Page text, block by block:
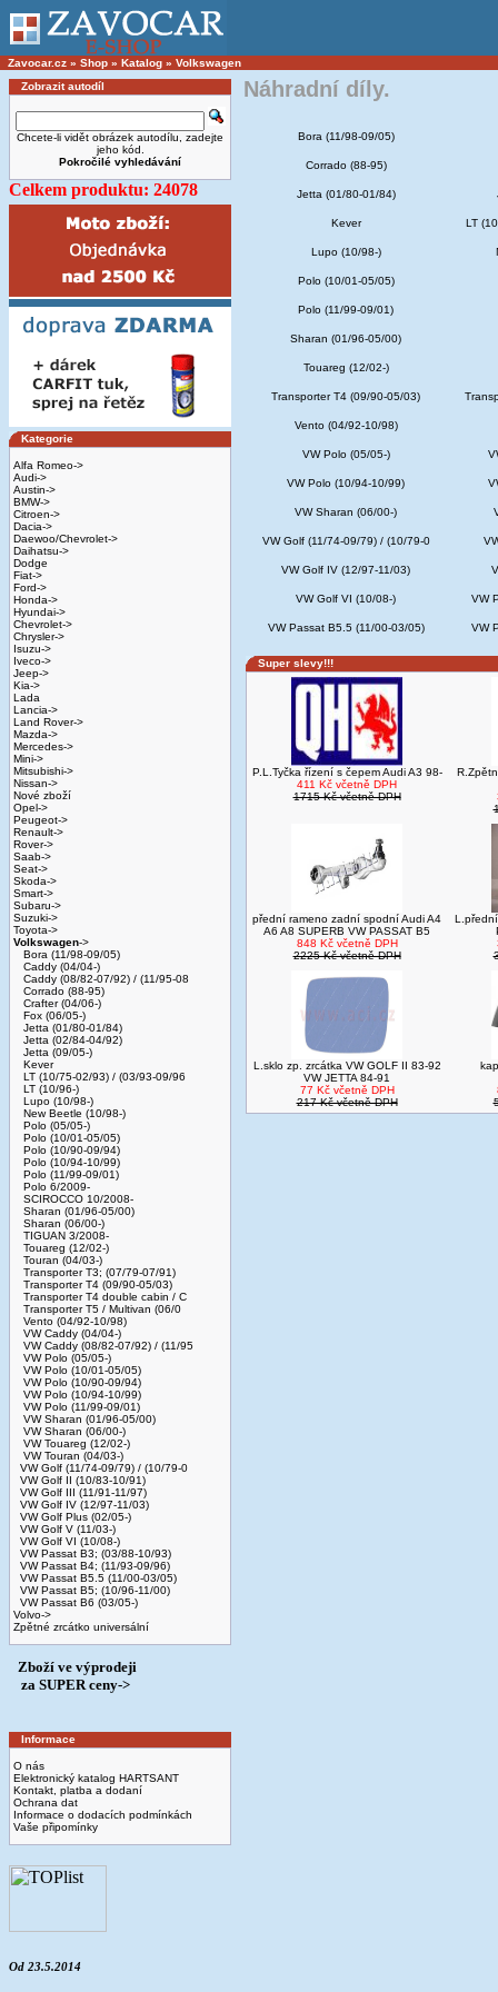
Zavocar.cz » Shop » Katalog » Volkswagen
Zobrazit autodíl
Chcete-li vidět obrázek autodílu, zadejte
jeho kód.
Pokročilé vyhledávání
Celkem produktu: 24078
Kategorie
Alfa Romeo->
Audi->
Austin->
BMW->
Citroen->
Dacia->
Daewoo/Chevrolet->
Daihatsu->
Dodge
Fiat->
Ford->
Honda->
Hyundai->
Chevrolet->
Chrysler->
Isuzu->
Iveco->
Jeep->
Kia->
Lada
Lancia->
Land Rover->
Mazda->
Mercedes->
Mini->
Mitsubishi->
Nissan->
Nové zboží
Opel->
Peugeot->
Renault->
Rover->
Saab->
Seat->
Skoda->
Smart->
Subaru->
Suzuki->
Toyota->
Volkswagen->
Bora (11/98-09/05)
Caddy (04/04-)
Caddy (08/82-07/92) / (11/95-08
Corrado (88-95)
Crafter (04/06-)
Fox (06/05-)
Jetta (01/80-01/84)
Jetta (02/84-04/92)
Jetta (09/05-)
Kever
LT (10/75-02/93) / (03/93-09/96
LT (10/96-)
Lupo (10/98-)
New Beetle (10/98-)
Polo (05/05-)
Polo (10/01-05/05)
Polo (10/90-09/94)
Polo (10/94-10/99)
Polo (11/99-09/01)
Polo 6/2009-
SCIROCCO 10/2008-
Sharan (01/96-05/00)
Sharan (06/00-)
TIGUAN 3/2008-
Touareg (12/02-)
Touran (04/03-)
Transporter T3; (07/79-07/91)
Transporter T4 (09/90-05/03)
Transporter T4 double cabin / C
Transporter T5 / Multivan (06/0
Vento (04/92-10/98)
VW Caddy (04/04-)
VW Caddy (08/82-07/92) / (11/95
VW Polo (05/05-)
VW Polo (10/01-05/05)
VW Polo (10/90-09/94)
VW Polo (10/94-10/99)
VW Polo (11/99-09/01)
VW Sharan (01/96-05/00)
VW Sharan (06/00-)
VW Touareg (12/02-)
VW Touran (04/03-)
VW Golf (11/74-09/79) / (10/79-0
VW Golf II (10/83-10/91)
VW Golf III (11/91-11/97)
VW Golf IV (12/97-11/03)
VW Golf Plus (02/05-)
VW Golf V (11/03-)
VW Golf VI (10/08-)
VW Passat B3; (03/88-10/93)
VW Passat B4; (11/93-09/96)
VW Passat B5.5 (11/00-03/05)
VW Passat B5; (10/96-11/00)
VW Passat B6 (03/05-)
Volvo->
Zpětné zrcátko universální
Zboží ve výprodeji
­ za SUPER ceny->
Informace
O nás
Elektronický katalog HARTSANT
Kontakt, platba a dodaní
Ochrana dat
Informace o dodacích podmínkách
Vaše připomínky
Od 23.5.2014
Náhradní díly.
Bora (11/98-09/05)
Corrado (88-95)
Jetta (01/80-01/84)
Kever LT
Lupo (10/98-)
Polo (10/01-05/05)
Polo (11/99-09/01)
Sharan (01/96-05/00)
Touareg (12/02-)
Transporter T4 (09/90-05/03)
Vento (04/92-10/98)
VW Polo (05/05-)
VW Polo (10/94-10/99)
VW Sharan (06/00-)
VW Golf (11/74-09/79) / (10/79-0
VW Golf IV (12/97-11/03)
VW Golf VI (10/08-) VW
VW Passat B5.5 (11/00-03/05) VW
Super slevy!!!
P.L.Tyčka řízení s čepem Audi A3 98-
411 Kč včetně DPH
1715 Kč včetně DPH
přední rameno zadní spodní Audi A4
A6 A8 SUPERB VW PASSAT B5
848 Kč včetně DPH
2225 Kč včetně DPH
L.sklo zp. zrcátka VW GOLF II 83-92
VW JETTA 84-91
77 Kč včetně DPH
217 Kč včetně DPH